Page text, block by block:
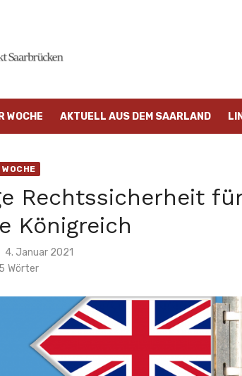
WOCHE AKTUELL AUS DEM SAARLAND
Rechtssicherheit
Königreich
Veröffentlicht
am
4. Januar 2021
Wörter